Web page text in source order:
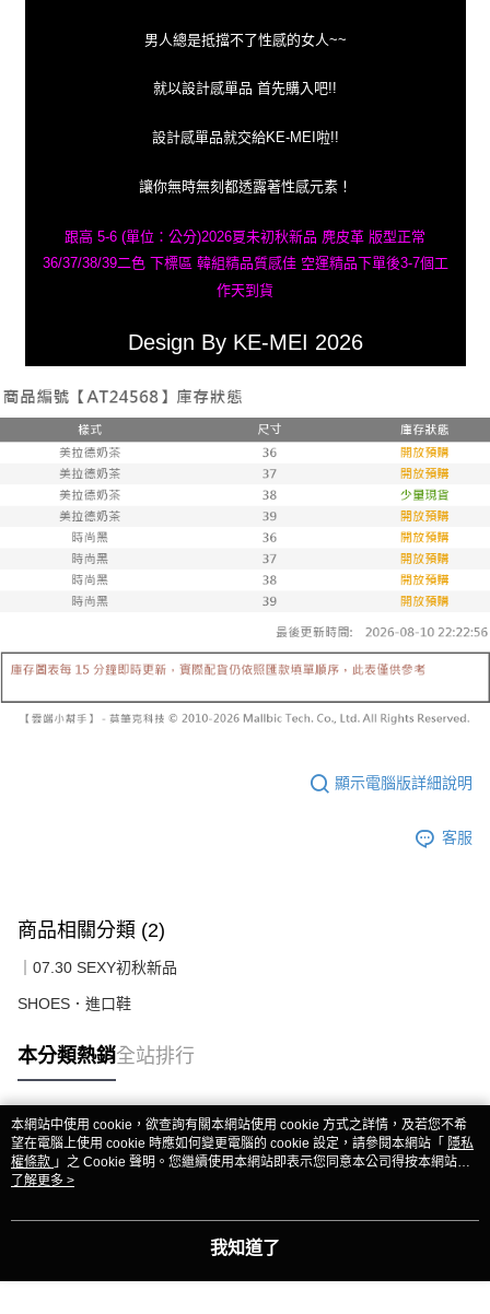
男人總是抵擋不了性感的女人~~
就以設計感單品 首先購入吧!!
設計感單品就交給KE-MEI啦!!
讓你無時無刻都透露著性感元素！
跟高 5-6 (單位：公分)2026夏未初秋新品 麂皮革 版型正常
36/37/38/39二色 下標區 韓組精品質感佳 空運精品下單後3-7個工
作天到貨
Design By KE-MEI 2026
顯示電腦版詳細說明
客服
商品相關分類 (2)
｜07.30 SEXY初秋新品
SHOES．進口鞋
本分類熱銷全站排行
熱門標籤
本網站中使用 cookie，欲查詢有關本網站使用 cookie 方式之詳情，及若您不希
望在電腦上使用 cookie 時應如何變更電腦的 cookie 設定，請參閱本網站「 隱私
權條款 」之 Cookie 聲明。您繼續使用本網站即表示您同意本公司得按本網站使
用條款之 Cookie 聲明使用 cookie。
了解更多 >
我知道了